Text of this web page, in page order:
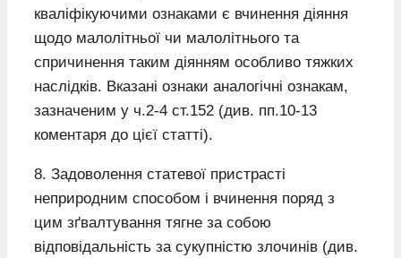
кваліфікуючими ознаками є вчинення діяння
щодо малолітньої чи малолітнього та
спричинення таким діянням особливо тяжких
наслідків. Вказані ознаки аналогічні ознакам,
зазначеним у ч.2-4 ст.152 (див. пп.10-13
коментаря до цієї статті).
8. Задоволення статевої пристрасті
неприродним способом і вчинення поряд з
цим зґвалтування тягне за собою
відповідальність за сукупністю злочинів (див.